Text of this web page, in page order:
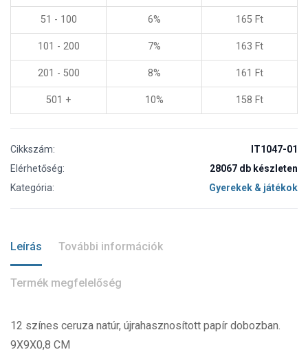
51 - 100 6% 165 Ft
101 - 200 7% 163 Ft
201 - 500 8% 161 Ft
501 + 10% 158 Ft
Cikkszám:
IT1047-01
Elérhetőség:
28067 db készleten
Kategória:
Gyerekek & játékok
Leírás További információk
Termék megfelelőség
12 színes ceruza natúr, újrahasznosított papír dobozban.
9X9X0,8 CM